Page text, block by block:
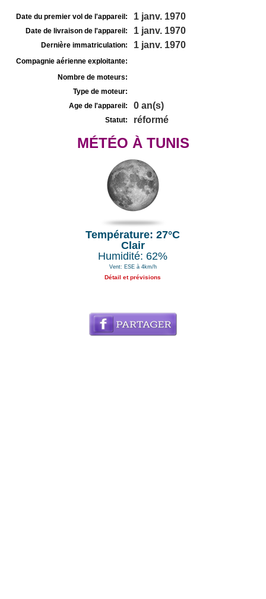
Date du premier vol de l'appareil: 1 janv. 1970
Date de livraison de l'appareil: 1 janv. 1970
Dernière immatriculation: 1 janv. 1970
Compagnie aérienne exploitante:
Nombre de moteurs:
Type de moteur:
Age de l'appareil:
0 an(s)
Statut: réformé
MÉTÉO À TUNIS
Température: 27°C
Clair
Humidité: 62%
Vent: ESE à 4km/h
Détail et prévisions